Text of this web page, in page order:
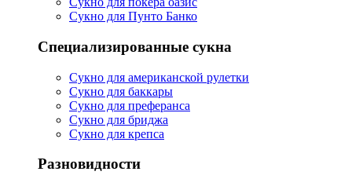
Сукно для Пунто Банко
Специализированные сукна
Сукно для американской рулетки
Сукно для баккары
Сукно для преферанса
Сукно для бриджа
Сукно для крепса
Разновидности